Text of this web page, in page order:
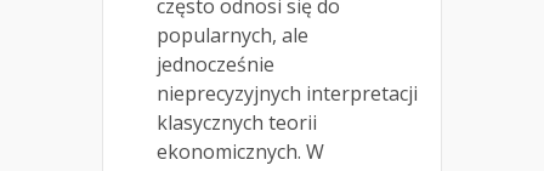
często odnosi się do
popularnych, ale
jednocześnie
nieprecyzyjnych interpretacji
klasycznych teorii
ekonomicznych. W